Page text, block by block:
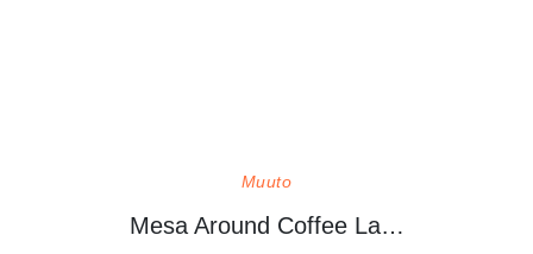
Muuto
Mesa Around Coffee Large